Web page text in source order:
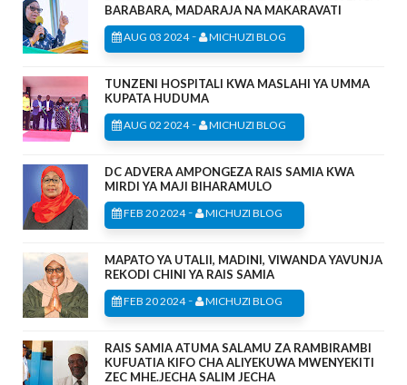
BARABARA, MADARAJA NA MAKARAVATI
AUG 03 2024- MICHUZI BLOG
TUNZENI HOSPITALI KWA MASLAHI YA UMMA
KUPATA HUDUMA
AUG 02 2024- MICHUZI BLOG
DC ADVERA AMPONGEZA RAIS SAMIA KWA
MIRDI YA MAJI BIHARAMULO
FEB 20 2024- MICHUZI BLOG
MAPATO YA UTALII, MADINI, VIWANDA YAVUNJA
REKODI CHINI YA RAIS SAMIA
FEB 20 2024- MICHUZI BLOG
RAIS SAMIA ATUMA SALAMU ZA RAMBIRAMBI
KUFUATIA KIFO CHA ALIYEKUWA MWENYEKITI
ZEC MHE.JECHA SALIM JECHA